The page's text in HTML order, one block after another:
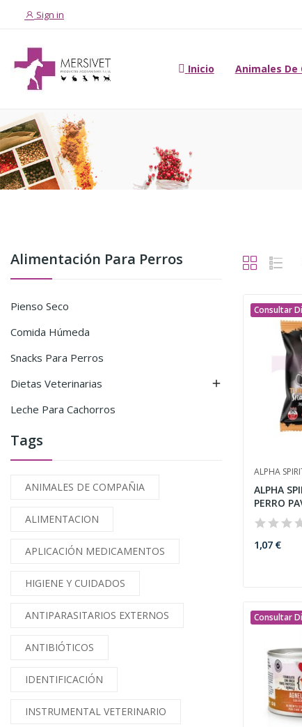
Sign in
Inicio Animales De
Alimentación Para Perros
Pienso Seco
Comida Húmeda
Snacks Para Perros
Dietas Veterinarias

Leche Para Cachorros
Tags
ANIMALES DE COMPAÑIA
ALIMENTACION
APLICACIÓN MEDICAMENTOS
HIGIENE Y CUIDADOS
ANTIPARASITARIOS EXTERNOS
ANTIBIÓTICOS
IDENTIFICACIÓN
INSTRUMENTAL VETERINARIO
Consultar
ALPHA
ALPHA
PERRO
1,07 €
Consultar